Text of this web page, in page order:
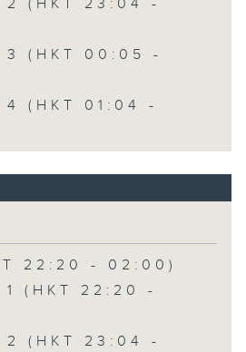
2 (HKT 23:04 -
3 (HKT 00:05 -
4 (HKT 01:04 -
22:20 - 02:00)
1 (HKT 22:20 -
2 (HKT 23:04 -